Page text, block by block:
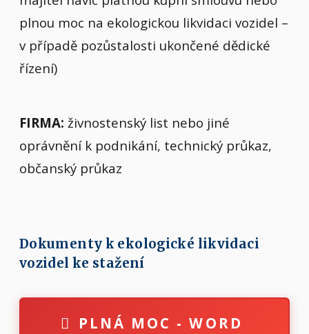
plnou moc na ekologickou likvidaci vozidel –
v případě pozůstalosti ukončené dědické
řízení)
FIRMA: živnostenský list nebo jiné
oprávnění k podnikání, technický průkaz,
občanský průkaz
Dokumenty k ekologické likvidaci
vozidel ke stažení
PLNÁ MOC - WORD